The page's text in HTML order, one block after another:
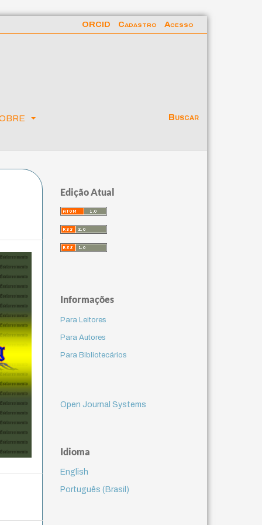
Buscar
ORCID Cadastro Acesso
Edição Atual
Informações
Para Leitores
Para Autores
Para Bibliotecários
Open Journal Systems
Idioma
English
Português (Brasil)